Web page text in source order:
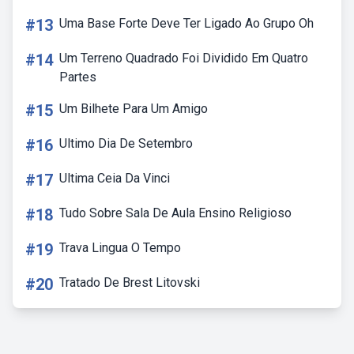
#13 Uma Base Forte Deve Ter Ligado Ao Grupo Oh
#14 Um Terreno Quadrado Foi Dividido Em Quatro
Partes
#15 Um Bilhete Para Um Amigo
#16 Ultimo Dia De Setembro
#17 Ultima Ceia Da Vinci
#18 Tudo Sobre Sala De Aula Ensino Religioso
#19 Trava Lingua O Tempo
#20 Tratado De Brest Litovski